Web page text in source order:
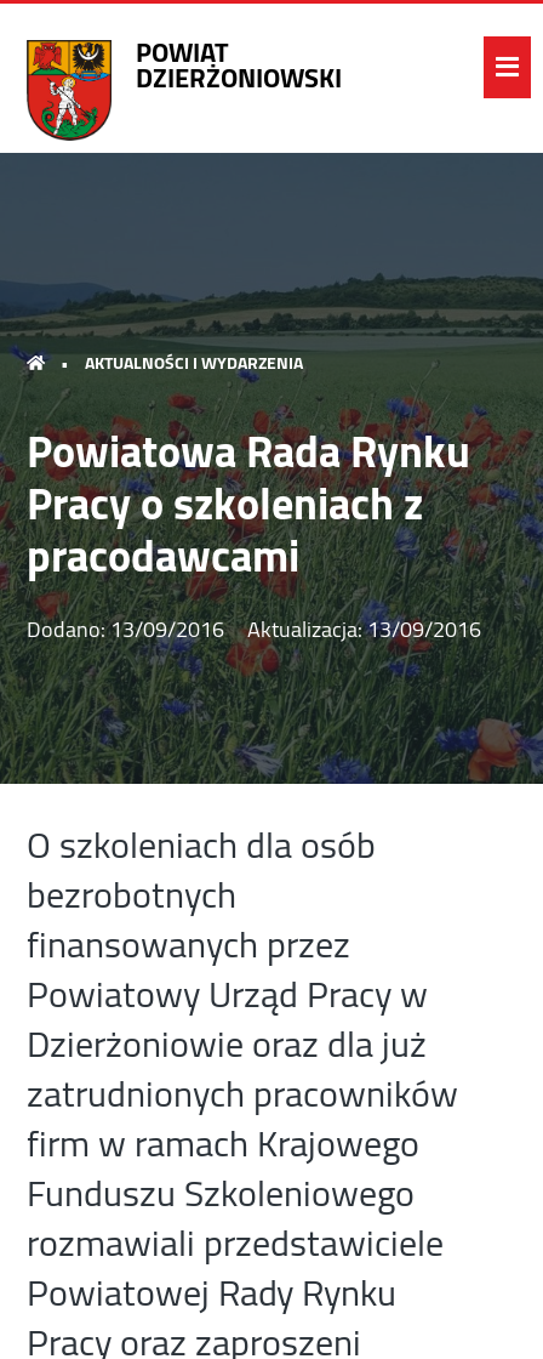
POWIAT
DZIERŻONIOWSKI
• AKTUALNOŚCI I WYDARZENIA
Powiatowa Rada Rynku
Pracy o szkoleniach z
pracodawcami
Dodano:13/09/2016 Aktualizacja:13/09/2016
O szkoleniach dla osób
bezrobotnych
finansowanych przez
Powiatowy Urząd Pracy w
Dzierżoniowie oraz dla już
zatrudnionych pracowników
firm w ramach Krajowego
Funduszu Szkoleniowego
rozmawiali przedstawiciele
Powiatowej Rady Rynku
Pracy oraz zaproszeni